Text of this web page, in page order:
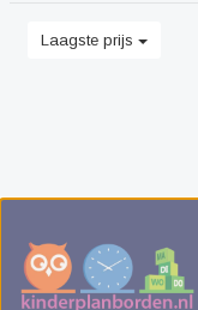
Laagste prijs